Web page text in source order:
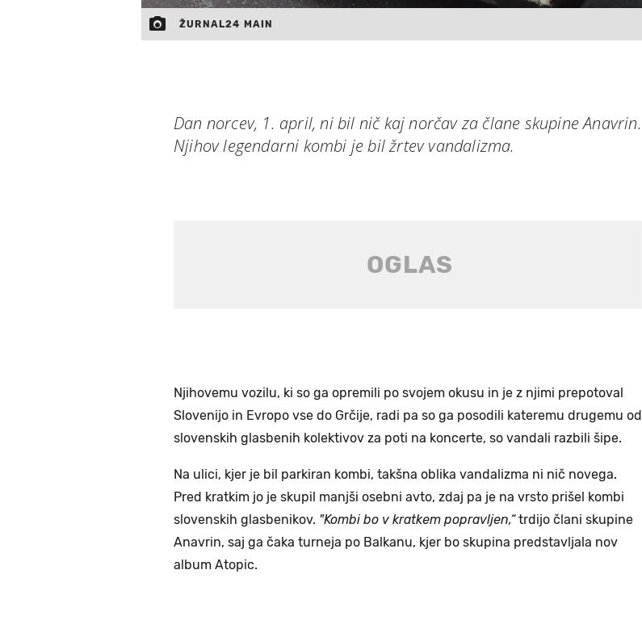
ŽURNAL24 MAIN
Dan norcev, 1. april, ni bil nič kaj norčav za člane skupine Anavrin.
Njihov legendarni kombi je bil žrtev vandalizma.
Njihovemu vozilu, ki so ga opremili po svojem okusu in je z njimi prepotoval
Slovenijo in Evropo vse do Grčije, radi pa so ga posodili kateremu drugemu od
slovenskih glasbenih kolektivov za poti na koncerte, so vandali razbili šipe.
Na ulici, kjer je bil parkiran kombi, takšna oblika vandalizma ni nič novega.
Pred kratkim jo je skupil manjši osebni avto, zdaj pa je na vrsto prišel kombi
slovenskih glasbenikov. "Kombi bo v kratkem popravljen,“trdijo člani skupine
Anavrin, saj ga čaka turneja po Balkanu, kjer bo skupina predstavljala nov
album Atopic.